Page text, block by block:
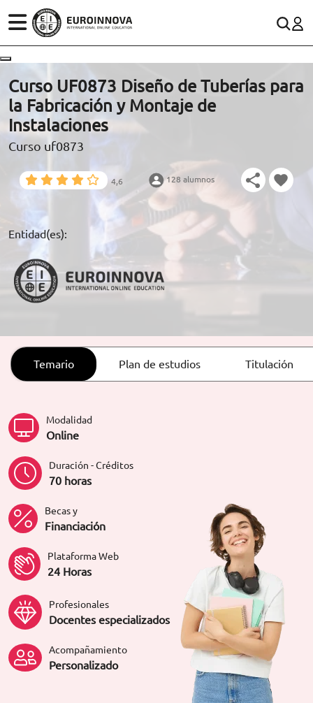
ÁREAS
ESTUDIOS
CONOCE EUROINNOVA
BECAS Y FINANCIACIÓN
RECURSOS EDUCATIVOS
ARTÍCULOS
(+34)958 050 200 (gratuito en España)
900 831 200
TRABAJA CON NOSOTROS
Curso UF0873 Diseño de Tuberías para
la Fabricación y Montaje de
Instalaciones
Curso uf0873
4,6 128 alumnos
Entidad(es):
Temario Plan de estudios Titulación
Modalidad
Online
Duración - Créditos
70 horas
Becas y
Financiación
Plataforma Web
24 Horas
Profesionales
Docentes especializados
Acompañamiento
Personalizado